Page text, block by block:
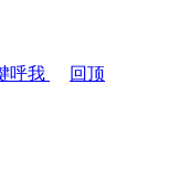
呼我 回顶